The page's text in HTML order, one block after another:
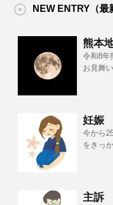
NEW ENTRY（最
熊本
令和8年
お見舞
妊娠
今から
をきっ
主訴